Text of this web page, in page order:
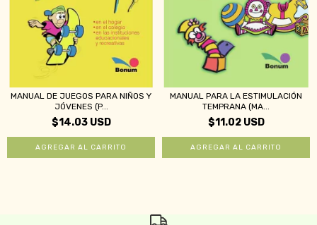
MANUAL DE JUEGOS PARA NIÑOS Y
JÓVENES (P...
$14.03 USD
MANUAL PARA LA ESTIMULACIÓN
TEMPRANA (MA...
$11.02 USD